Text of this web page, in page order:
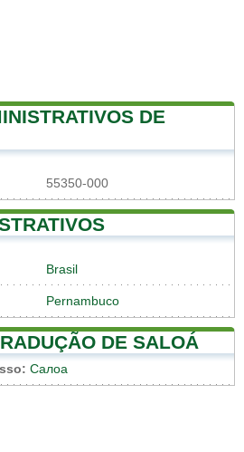
DE
55350-000
Brasil
Pernambuco
DE SALOÁ
Салоа